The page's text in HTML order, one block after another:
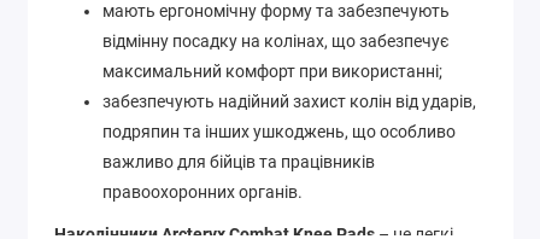
мають ергономічну форму та забезпечують
відмінну посадку на колінах, що забезпечує
максимальний комфорт при використанні;
забезпечують надійний захист колін від ударів,
подряпин та інших ушкоджень, що особливо
важливо для бійців та працівників
правоохоронних органів.
Наколінники Arcteryx Combat Knee Pads – це легкі